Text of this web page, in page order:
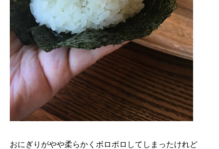
おにぎりがやや柔らかくボロボロしてしまったけれど